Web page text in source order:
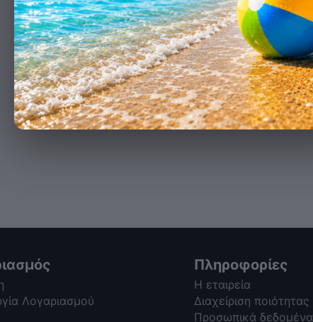
Λογαριασμού
Πληροφορίες
Η εταιρεία
Διαχείριση ποιότητας
Προσωπικά δεδομένα